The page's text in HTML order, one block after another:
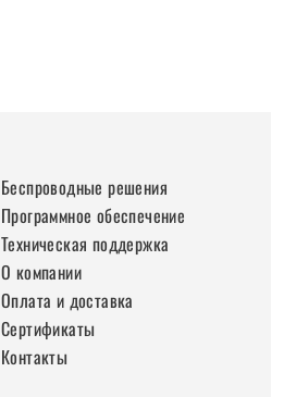
Беспроводные решения
Программное обеспечение
Техническая поддержка
О компании
Оплата и доставка
Сертификаты
Контакты